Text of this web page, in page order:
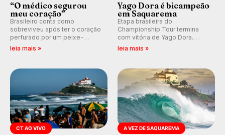
“O médico segurou
meu coração”
Brasileiro conta como
sobreviveu após ter o coração
perfurado por um peixe-
agulha enquanto surfava na
leia mais »
Yago Dora é bicampeão
em Saquarema
Etapa brasileira do
Championship Tour termina
com vitória de Yago Dora.
Sawyer Lindblad vence entre
ranking mundial da WSL, na
etapa de Saquarema.
leia mais »
CT AO VIVO A VEZ DE SAQUAREMA